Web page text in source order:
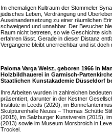
Im ehemaligen Kultraum der Stommeler
jüdisches Leben, Verdrängung und
Auseinandersetzung zu einer räumlichen
schweigend und unnahbar. Der Besucher
Raum nicht betreten, so wie Geschichte
erfahren lässt. Gerade in dieser Distanz
Vergangene bleibt unerreichbar und ist doch
Paloma Varga Weisz, geboren 1966 in
Holzbildhauerei in Garmisch-
Staatlichen Kunstakademie Düsseldorf
Ihre Arbeiten wurden in zahlreichen
präsentiert, darunter in der Kestner
Institute in Leeds (2020), im
Skulpturenhalle Neuss – Thomas Schütte
(2015), im Salzburger Kunstverein (2015),
(2013) sowie im Museum Morsbroich in
Trockel.